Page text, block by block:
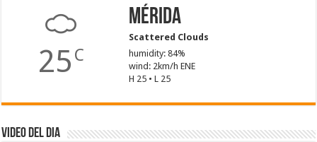
25 C
Mérida
Scattered Clouds
humidity: 84%
wind: 2km/h ENE
H 25 • L 25
Video del dia